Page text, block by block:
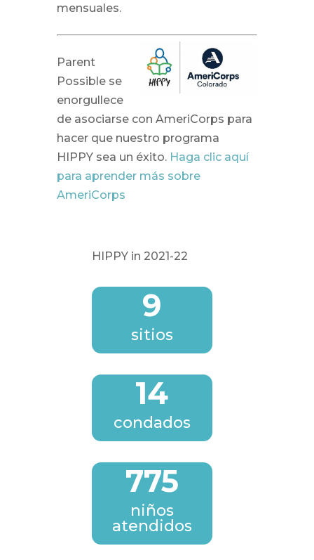
mensuales.
Parent
Possible se
enorgullece
de asociarse con AmeriCorps para
hacer que nuestro programa
HIPPY sea un éxito. Haga clic aquí
para aprender más sobre
AmeriCorps
HIPPY in 2021-22
9
sitios
14
condados
775
niños
atendidos